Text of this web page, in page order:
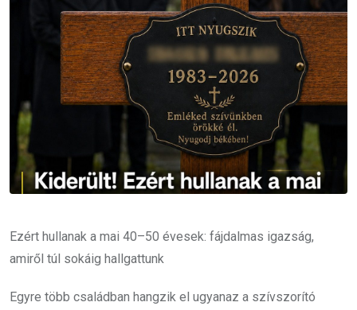
Ezért hullanak a mai 40–50 évesek: fájdalmas igazság,
amiről túl sokáig hallgattunk
Egyre több családban hangzik el ugyanaz a szívszorító